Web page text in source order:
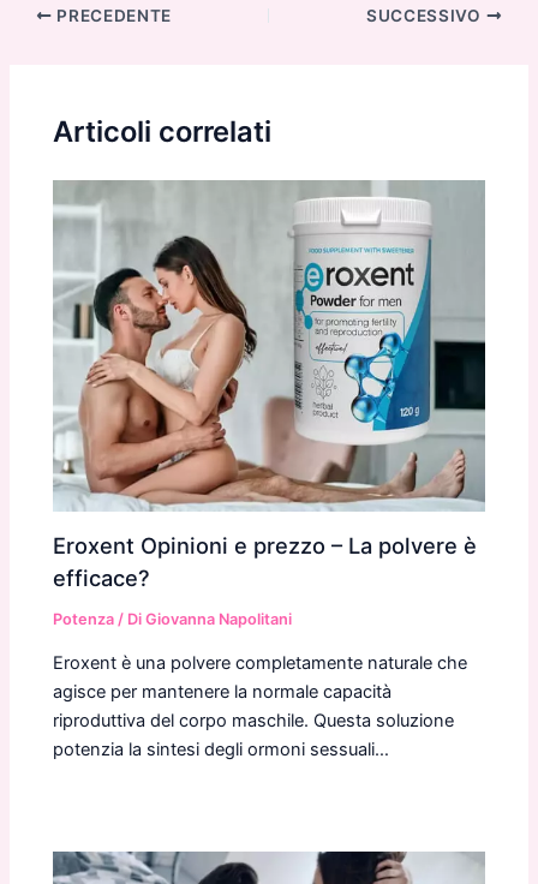
Navigazione
PRECEDENTE SUCCESSIVO
Articoli correlati
Eroxent Opinioni e prezzo – La polvere è
efficace?
Potenza / DiGiovanna Napolitani
Eroxent è una polvere completamente naturale che
agisce per mantenere la normale capacità
riproduttiva del corpo maschile. Questa soluzione
potenzia la sintesi degli ormoni sessuali…